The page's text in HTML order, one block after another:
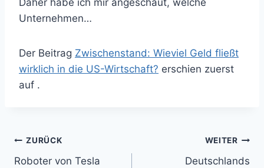
Unternehmen…
Der Beitrag Zwischenstand: Wieviel Geld fließt
wirklich in die US-Wirtschaft? erschien zuerst
auf .
Beitragsnavigation
ZURÜCK
Roboter von Tesla
WEITER
Deutschlands